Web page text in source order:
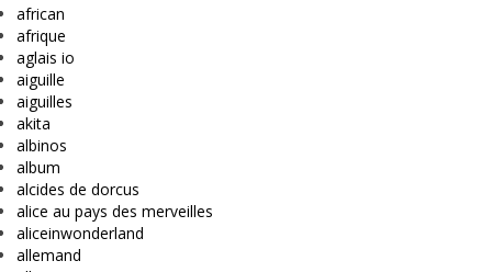
african
afrique
aglais io
aiguille
aiguilles
akita
albinos
album
alcides de dorcus
alice au pays des merveilles
aliceinwonderland
allemand